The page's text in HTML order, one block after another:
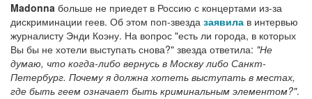
Madonna больше не приедет в Россию с концертами из-за
дискриминации геев. Об этом поп-звезда заявила в интервью
журналисту Энди Коэну. На вопрос "есть ли города, в которых
Вы бы не хотели выступать снова?" звезда ответила: "Не
думаю, что когда-либо вернусь в Москву либо Санкт-
Петербург. Почему я должна хотеть выступать в местах,
где быть геем означает быть криминальным элементом?".